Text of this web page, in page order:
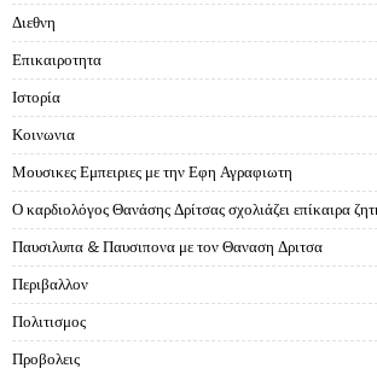
Διεθνη
Επικαιροτητα
Ιστορία
Κοινωνια
Μουσικες Εμπειριες με την Εφη Αγραφιωτη
Ο καρδιολόγος Θανάσης Δρίτσας σχολιάζει επίκαιρα
Παυσιλυπα & Παυσιπονα με τον Θαναση Δριτσα
Περιβαλλον
Πολιτισμος
Προβολεις